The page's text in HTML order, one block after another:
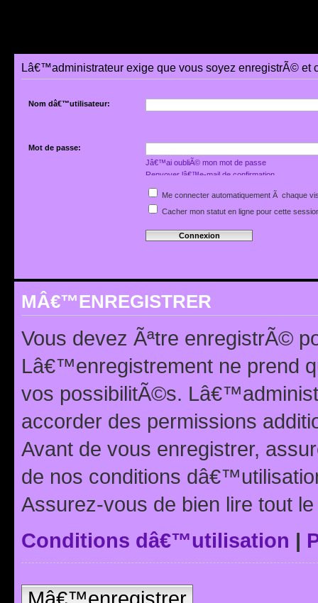
Lâ€™administrateur exige que vous soyez enregistrÃ©
Nom dâ€™utilisateur:
Mot de passe:
Jâ€™ai oubliÃ© mon mot de passe
Renvoyer lâ€™e-mail de confirmation
Me connecter automatiquement Ã chaque
Cacher mon statut en ligne pour cette
MÂ€™ENREGISTRER
Vous devez Ãªtre enregistrÃ©
Lâ€™enregistrement ne prend
vos possibilitÃ©s.
accorder des permissions
Avant de vous enregistrer,
de nos conditions
Assurez-vous de bien lire tout
Conditions dâ€™utilisation |
Mâ€™enregistrer